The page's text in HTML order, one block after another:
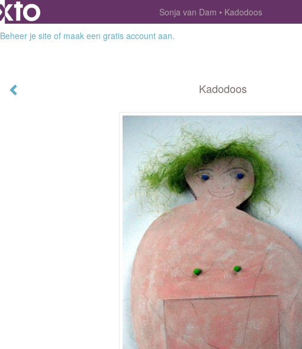
Sonja van Dam
Kadodoos
Beheer je site of maak een gratis account aan.
Kadodoos